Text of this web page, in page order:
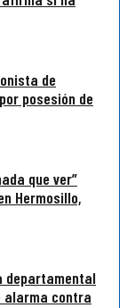
de
posesión de
que ver”
Hermosillo,
departamental
alarma contra